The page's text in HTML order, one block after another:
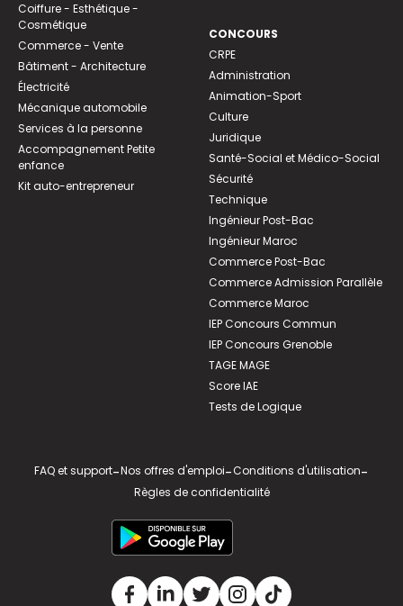
Coiffure - Esthétique -
Cosmétique
Commerce - Vente
Bâtiment - Architecture
Électricité
Mécanique automobile
Services à la personne
Accompagnement Petite
enfance
Kit auto-entrepreneur
CONCOURS
CRPE
Administration
Animation-Sport
Culture
Juridique
Santé-Social et Médico-Social
Sécurité
Technique
Ingénieur Post-Bac
Ingénieur Maroc
Commerce Post-Bac
Commerce Admission Parallèle
Commerce Maroc
IEP Concours Commun
IEP Concours Grenoble
TAGE MAGE
Score IAE
Tests de Logique
FAQ et support-Nos offres d'emploi-Conditions d'utilisation-
Règles de confidentialité